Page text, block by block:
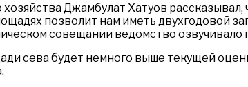
Джамбулат Хатуов
позволит нам иметь двухгодовой
совещании ведомство озвучивало
сева будет немного выше текущей